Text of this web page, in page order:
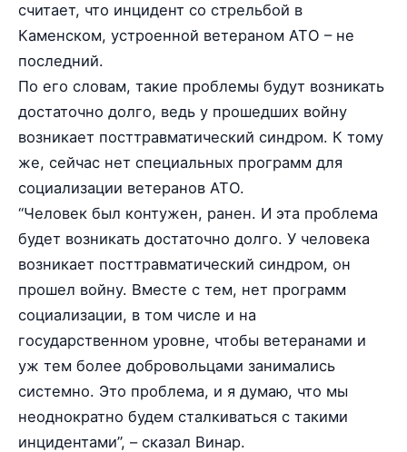
считает, что инцидент со стрельбой в
Каменском, устроенной ветераном АТО – не
последний.
По его словам, такие проблемы будут возникать
достаточно долго, ведь у прошедших войну
возникает посттравматический синдром. К тому
же, сейчас нет специальных программ для
социализации ветеранов АТО.
“Человек был контужен, ранен. И эта проблема
будет возникать достаточно долго. У человека
возникает посттравматический синдром, он
прошел войну. Вместе с тем, нет программ
социализации, в том числе и на
государственном уровне, чтобы ветеранами и
уж тем более добровольцами занимались
системно. Это проблема, и я думаю, что мы
неоднократно будем сталкиваться с такими
инцидентами”, – сказал Винар.